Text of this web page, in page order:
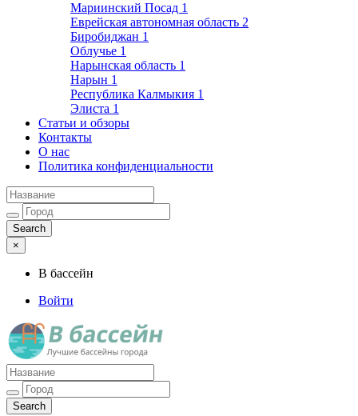
Мариинский Посад 1
Еврейская автономная область 2
Биробиджан 1
Облучье 1
Нарынская область 1
Нарын 1
Республика Калмыкия 1
Элиста 1
Статьи и обзоры
Контакты
О нас
Политика конфиденциальности
×
В бассейн
Войти
Лучшие бассейны города